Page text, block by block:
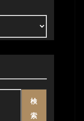
検
索